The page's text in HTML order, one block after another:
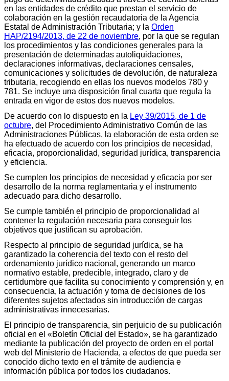
en las entidades de crédito que prestan el servicio de
colaboración en la gestión recaudatoria de la Agencia
Estatal de Administración Tributaria; y la Orden
HAP/2194/2013, de 22 de noviembre, por la que se regulan
los procedimientos y las condiciones generales para la
presentación de determinadas autoliquidaciones,
declaraciones informativas, declaraciones censales,
comunicaciones y solicitudes de devolución, de naturaleza
tributaria, recogiendo en ellas los nuevos modelos 780 y
781. Se incluye una disposición final cuarta que regula la
entrada en vigor de estos dos nuevos modelos.
De acuerdo con lo dispuesto en la Ley 39/2015, de 1 de
octubre, del Procedimiento Administrativo Común de las
Administraciones Públicas, la elaboración de esta orden se
ha efectuado de acuerdo con los principios de necesidad,
eficacia, proporcionalidad, seguridad jurídica, transparencia
y eficiencia.
Se cumplen los principios de necesidad y eficacia por ser
desarrollo de la norma reglamentaria y el instrumento
adecuado para dicho desarrollo.
Se cumple también el principio de proporcionalidad al
contener la regulación necesaria para conseguir los
objetivos que justifican su aprobación.
Respecto al principio de seguridad jurídica, se ha
garantizado la coherencia del texto con el resto del
ordenamiento jurídico nacional, generando un marco
normativo estable, predecible, integrado, claro y de
certidumbre que facilita su conocimiento y comprensión y, en
consecuencia, la actuación y toma de decisiones de los
diferentes sujetos afectados sin introducción de cargas
administrativas innecesarias.
El principio de transparencia, sin perjuicio de su publicación
oficial en el «Boletín Oficial del Estado», se ha garantizado
mediante la publicación del proyecto de orden en el portal
web del Ministerio de Hacienda, a efectos de que pueda ser
conocido dicho texto en el trámite de audiencia e
información pública por todos los ciudadanos.